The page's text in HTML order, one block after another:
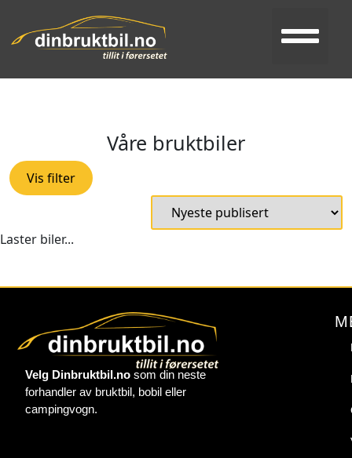
Våre bruktbiler
Vis filter
Laster biler...
Velg Dinbruktbil.nosom din neste
forhandler av bruktbil, bobil eller
campingvogn.